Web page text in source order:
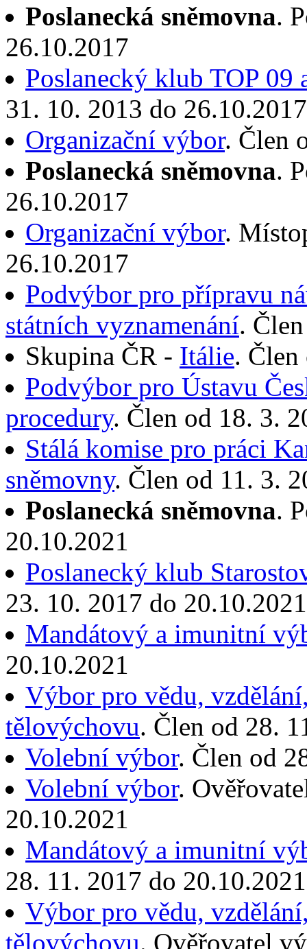
Poslanecká sněmovna.
26.10.2017
Poslanecký klub TOP 09
31. 10. 2013 do 26.10.2017
Organizační výbor. Člen
Poslanecká sněmovna.
26.10.2017
Organizační výbor.
26.10.2017
Podvýbor pro přípravu
státních vyznamenání.
Skupina ČR - Itálie. Člen
Podvýbor pro Ústavu
procedury. Člen od 18. 3.
Stálá komise pro práci
sněmovny. Člen od 11. 3.
Poslanecká sněmovna.
20.10.2021
Poslanecký klub
23. 10. 2017 do 20.10.2021
Mandátový a imunitní
20.10.2021
Výbor pro vědu,
tělovýchovu. Člen od 28.
Volební výbor. Člen od
Volební výbor.
20.10.2021
Mandátový a imunitní
28. 11. 2017 do 20.10.2021
Výbor pro vědu,
tělovýchovu. Ověřovatel